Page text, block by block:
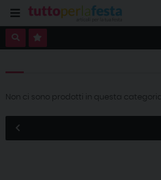
Non ci sono prodotti in questa categoria.